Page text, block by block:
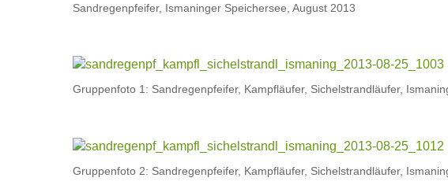
Sandregenpfeifer, Ismaninger Speichersee, August 2013
Gruppenfoto 1: Sandregenpfeifer, Kampfläufer, Sichelstrandläufer,
Gruppenfoto 2: Sandregenpfeifer, Kampfläufer, Sichelstrandläufer,